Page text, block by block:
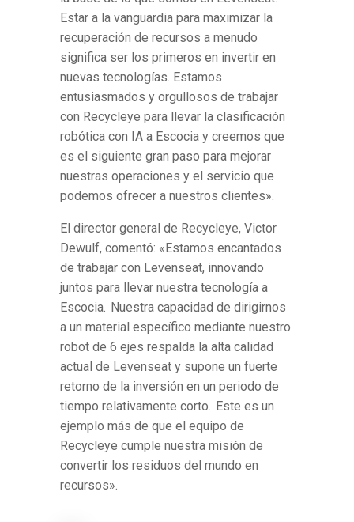
Estar a la vanguardia para maximizar la
recuperación de recursos a menudo
significa ser los primeros en invertir en
nuevas tecnologías. Estamos
entusiasmados y orgullosos de trabajar
con Recycleye para llevar la clasificación
robótica con IA a Escocia y creemos que
es el siguiente gran paso para mejorar
nuestras operaciones y el servicio que
podemos ofrecer a nuestros clientes».
El director general de Recycleye, Victor
Dewulf, comentó: «Estamos encantados
de trabajar con Levenseat, innovando
juntos para llevar nuestra tecnología a
Escocia. Nuestra capacidad de dirigirnos
a un material específico mediante nuestro
robot de 6 ejes respalda la alta calidad
actual de Levenseat y supone un fuerte
retorno de la inversión en un periodo de
tiempo relativamente corto. Este es un
ejemplo más de que el equipo de
Recycleye cumple nuestra misión de
convertir los residuos del mundo en
recursos».